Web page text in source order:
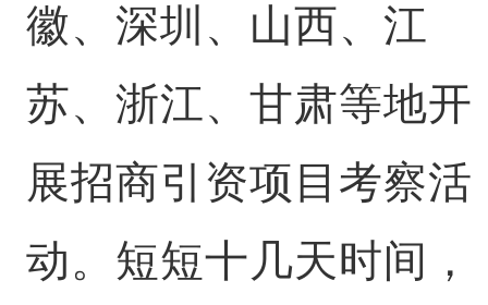
徽、深圳、山西、江
苏、浙江、甘肃等地开
展招商引资项目考察活
动。短短十几天时间，